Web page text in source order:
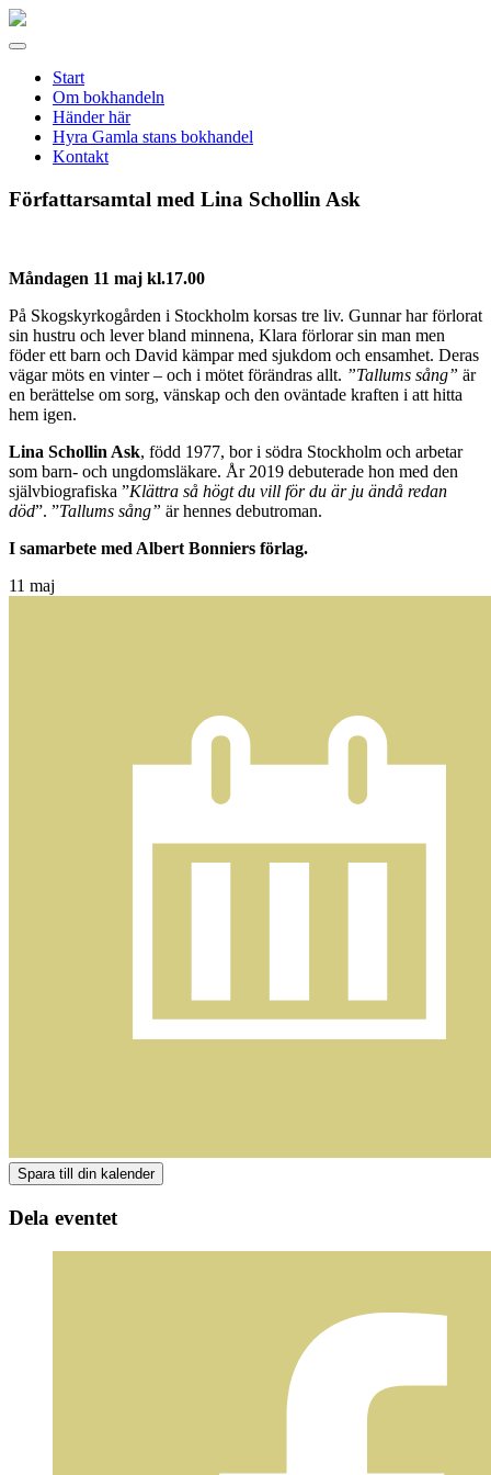
Gamla
Meny
Start
Om bokhandeln
Händer här
Hyra Gamla stans bokhandel
Kontakt
Författarsamtal med Lina Schollin Ask
Måndagen 11 maj kl.17.00
På Skogskyrkogården i Stockholm korsas tre liv. Gunnar har förlorat
sin hustru och lever bland minnena, Klara förlorar sin man men
föder ett barn och David kämpar med sjukdom och ensamhet. Deras
vägar möts en vinter – och i mötet förändras allt. ”Tallums sång” är
en berättelse om sorg, vänskap och den oväntade kraften i att hitta
hem igen.
Lina Schollin Ask, född 1977, bor i södra Stockholm och arbetar
som barn- och ungdomsläkare. År 2019 debuterade hon med den
självbiografiska ”Klättra så högt du vill för du är ju ändå redan
död”. ”Tallums sång” är hennes debutroman.
I samarbete med Albert Bonniers förlag.
11 maj
Dela eventet